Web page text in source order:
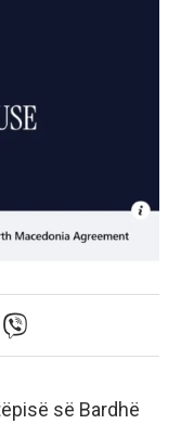
së Bardhë